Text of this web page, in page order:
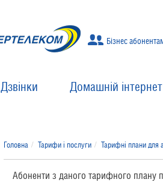
Бізнес
Дзвінки Домашній інтернет
Головна Тарифи і послуги Тарифні плани для
Абоненти з даного тарифного плану